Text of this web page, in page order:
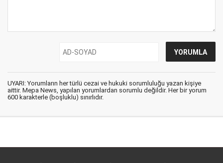
UYARI: Yorumların her türlü cezai ve hukuki sorumluluğu yazan kişiye
aittir. Mepa News, yapılan yorumlardan sorumlu değildir. Her bir yorum
600 karakterle (boşluklu) sınırlıdır.